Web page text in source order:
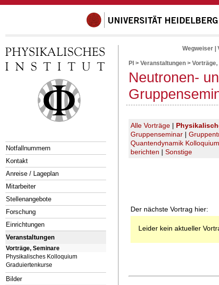
Notfallnummern
Kontakt
Anreise / Lageplan
Mitarbeiter
Stellenangebote
Forschung
Einrichtungen
Veranstaltungen
Vorträge, Seminare
Physikalisches Kolloquium
Graduiertenkurse
Bilder
Wegweiser
PI > Veranstaltungen > Vorträge,
Neutronen-
Alle Vorträge |
Gruppenseminar |
Quantendynamik Kolloquium
berichten | Sonstige
Der nächste Vortrag hier:
Leider kein aktueller